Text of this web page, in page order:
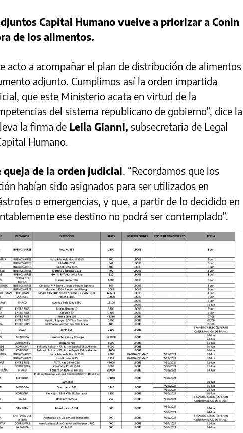
Capital Humano vuelve a priorizar a Conin
de los alimentos.
acto a acompañar el plan de distribución de alimentos
adjunto. Cumplimos así la orden impartida
que este Ministerio acata en virtud de la
del sistema republicano de gobierno”, dice la
la firma de Leila Gianni, subsecretaria de Legal
Humano.
queja de la orden judicial. “Recordamos que los
habían sido asignados para ser utilizados en
o emergencias, y que, a partir de lo decidido en
ese destino no podrá ser contemplado”.